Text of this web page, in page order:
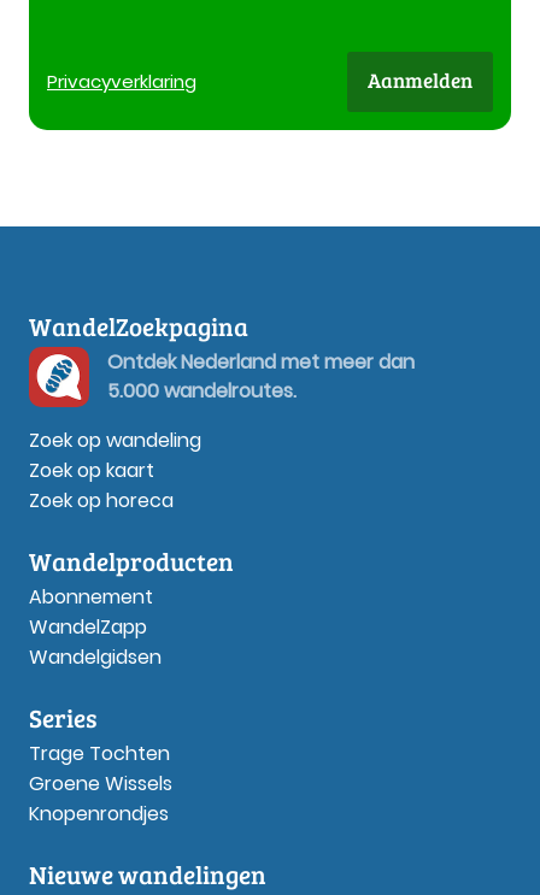
Privacyverklaring Aanmelden
WandelZoekpagina
Ontdek Nederland met meer dan
5.000 wandelroutes.
Zoek op wandeling
Zoek op kaart
Zoek op horeca
Wandelproducten
Abonnement
WandelZapp
Wandelgidsen
Series
Trage Tochten
Groene Wissels
Knopenrondjes
Nieuwe wandelingen